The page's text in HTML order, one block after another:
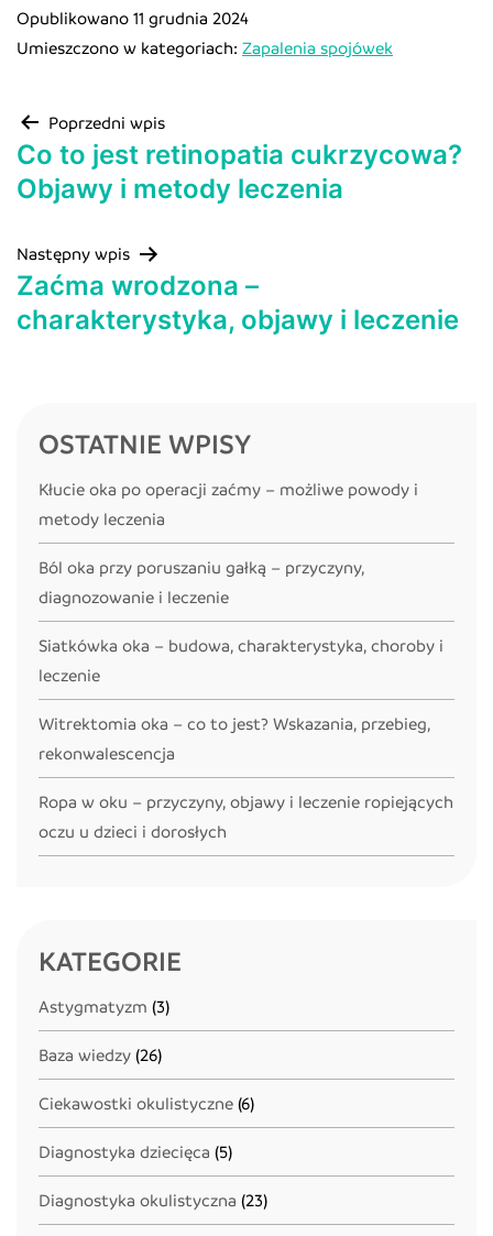
Opublikowano 11 grudnia 2024
Umieszczono w kategoriach: Zapalenia spojówek
Poprzedni wpis
Co to jest retinopatia cukrzycowa?
Objawy i metody leczenia
Następny wpis
Zaćma wrodzona –
charakterystyka, objawy i leczenie
OSTATNIE WPISY
Kłucie oka po operacji zaćmy – możliwe powody i
metody leczenia
Ból oka przy poruszaniu gałką – przyczyny,
diagnozowanie i leczenie
Siatkówka oka – budowa, charakterystyka, choroby i
leczenie
Witrektomia oka – co to jest? Wskazania, przebieg,
rekonwalescencja
Ropa w oku – przyczyny, objawy i leczenie ropiejących
oczu u dzieci i dorosłych
KATEGORIE
Astygmatyzm (3)
Baza wiedzy (26)
Ciekawostki okulistyczne (6)
Diagnostyka dziecięca (5)
Diagnostyka okulistyczna (23)